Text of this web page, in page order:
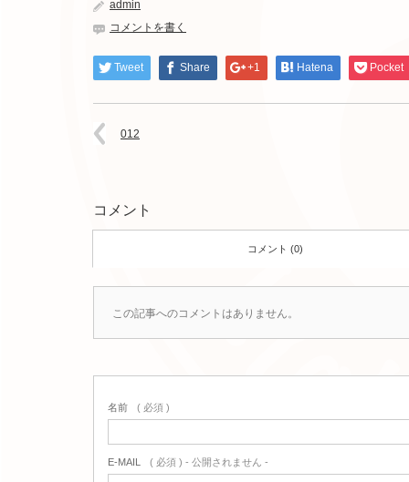
admin
コメントを書く
Tweet Share +1 Hatena Pocket
012
コメント
コメント (0)
この記事へのコメントはありません。
名前 ( 必須 )
E-MAIL ( 必須 ) - 公開されません -